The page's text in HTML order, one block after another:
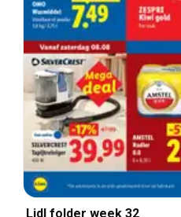
Lidl folder week 32